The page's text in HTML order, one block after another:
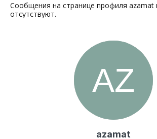
azamat
Сообщения на странице профиля azamat
отсутствуют.